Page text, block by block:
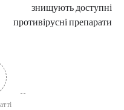
знищують доступні
противірусні препарати